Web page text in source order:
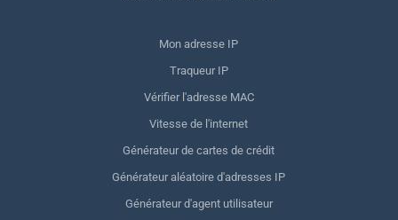
Mon adresse IP
Traqueur IP
Vérifier l'adresse MAC
Vitesse de l'internet
Générateur de cartes de crédit
Générateur aléatoire d'adresses IP
Générateur d'agent utilisateur